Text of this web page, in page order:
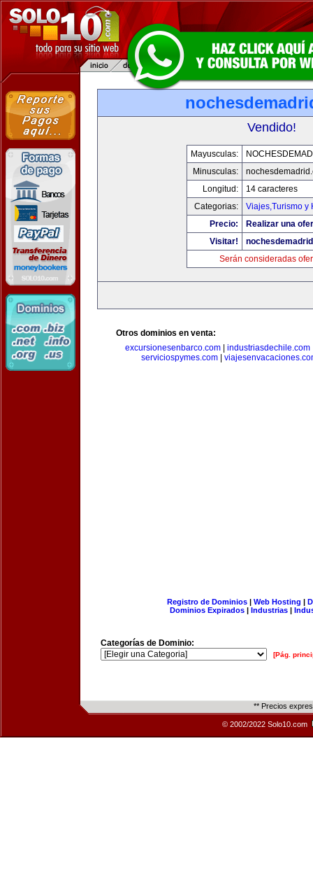
Vendido!
Mayusculas:
Minusculas:
Longitud:
14 caracteres
Categorias:
Viajes,Turismo y
Precio:
Realizar una
Visitar!
Serán consideradas
Otros dominios en venta:
excursionesenbarco.com
industriasdechile.com
serviciospymes.com
Registro de Dominios| Web Hosting |
Dominios Expirados | Industrias |
Categorías de Dominio:
[Pág.
** Precios
© 2002/2022 Solo10.com